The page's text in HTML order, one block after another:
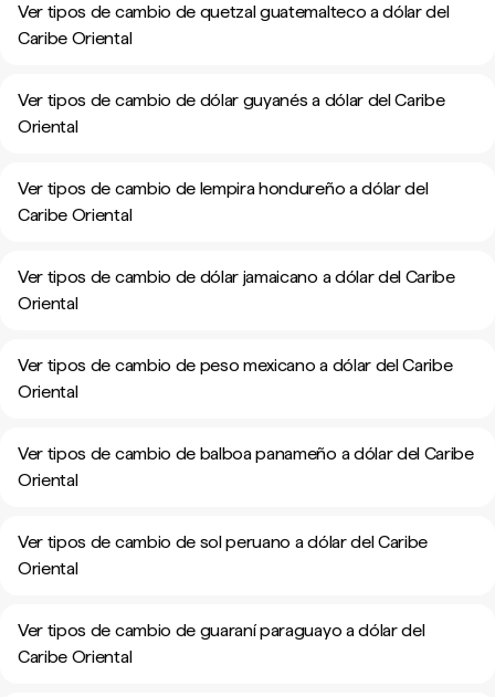
Ver tipos de cambio de quetzal guatemalteco a dólar del
Caribe Oriental
Ver tipos de cambio de dólar guyanés a dólar del Caribe
Oriental
Ver tipos de cambio de lempira hondureño a dólar del
Caribe Oriental
Ver tipos de cambio de dólar jamaicano a dólar del Caribe
Oriental
Ver tipos de cambio de peso mexicano a dólar del Caribe
Oriental
Ver tipos de cambio de balboa panameño a dólar del Caribe
Oriental
Ver tipos de cambio de sol peruano a dólar del Caribe
Oriental
Ver tipos de cambio de guaraní paraguayo a dólar del
Caribe Oriental